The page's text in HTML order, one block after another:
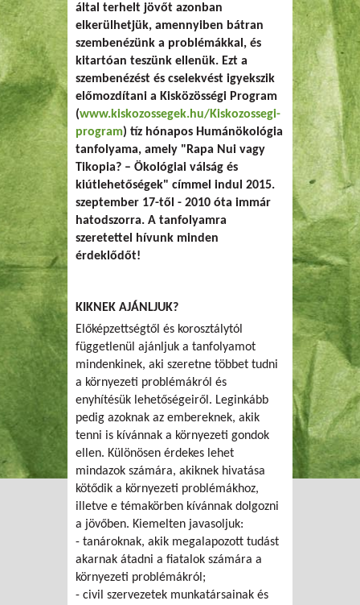
által terhelt jövőt azonban
elkerülhetjük, amennyiben bátran
szembenézünk a problémákkal, és
kitartóan teszünk ellenük. Ezt a
szembenézést és cselekvést igyekszik
előmozdítani a Kisközösségi Program
(www.kiskozossegek.hu/Kiskozossegi-
program) tíz hónapos Humánökológia
tanfolyama, amely "Rapa Nui vagy
Tikopia? – Ökológiai válság és
kiútlehetőségek" címmel indul 2015.
szeptember 17-től - 2010 óta immár
hatodszorra. A tanfolyamra
szeretettel hívunk minden
érdeklődőt!
KIKNEK AJÁNLJUK?
Előképzettségtől és korosztálytól
függetlenül ajánljuk a tanfolyamot
mindenkinek, aki szeretne többet tudni
a környezeti problémákról és
enyhítésük lehetőségeiről. Leginkább
pedig azoknak az embereknek, akik
tenni is kívánnak a környezeti gondok
ellen. Különösen érdekes lehet
mindazok számára, akiknek hivatása
kötődik a környezeti problémákhoz,
illetve e témakörben kívánnak dolgozni
a jövőben. Kiemelten javasoljuk:
- tanároknak, akik megalapozott tudást
akarnak átadni a fiatalok számára a
környezeti problémákról;
- civil szervezetek munkatársainak és